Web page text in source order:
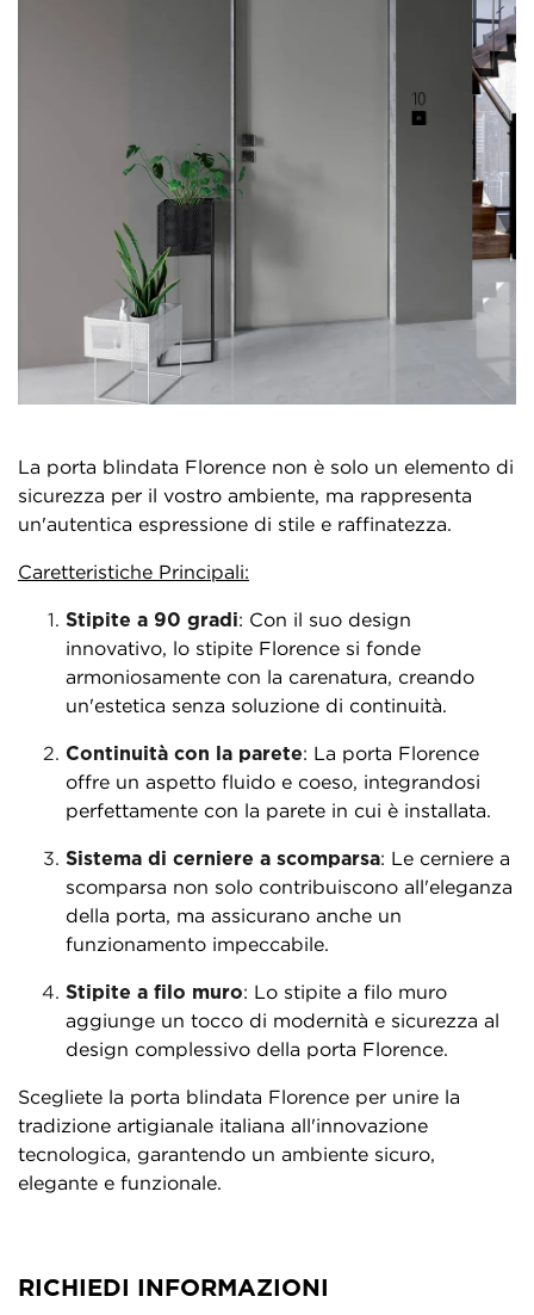
La porta blindata Florence non è solo un elemento di
sicurezza per il vostro ambiente, ma rappresenta
un'autentica espressione di stile e raffinatezza.
Caretteristiche Principali:
Stipite a 90 gradi: Con il suo design
innovativo, lo stipite Florence si fonde
armoniosamente con la carenatura, creando
un'estetica senza soluzione di continuità.
Continuità con la parete: La porta Florence
offre un aspetto fluido e coeso, integrandosi
perfettamente con la parete in cui è installata.
Sistema di cerniere a scomparsa: Le cerniere a
scomparsa non solo contribuiscono all'eleganza
della porta, ma assicurano anche un
funzionamento impeccabile.
Stipite a filo muro: Lo stipite a filo muro
aggiunge un tocco di modernità e sicurezza al
design complessivo della porta Florence.
Scegliete la porta blindata Florence per unire la
tradizione artigianale italiana all'innovazione
tecnologica, garantendo un ambiente sicuro,
elegante e funzionale.
RICHIEDI INFORMAZIONI